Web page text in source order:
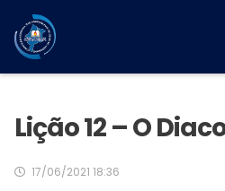
Lição 12 – O
17/06/2021 18:36